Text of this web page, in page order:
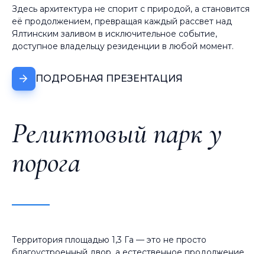
Здесь архитектура не спорит с природой, а становится
её продолжением, превращая каждый рассвет над
Ялтинским заливом в исключительное событие,
доступное владельцу резиденции в любой момент.
ПОДРОБНАЯ ПРЕЗЕНТАЦИЯ
Реликтовый парк у
порога
Территория площадью 1,3 Га — это не просто